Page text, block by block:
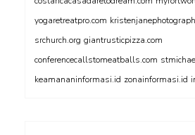
yogaretreatpro.com
srchurch.org giantrusticpizza.com
conferencecallstomeatballs.com
keamananinformasi.id zonainformasi.id